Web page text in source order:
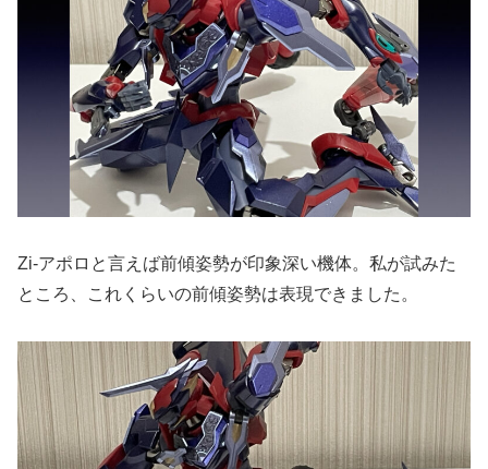
Zi-アポロと言えば前傾姿勢が印象深い機体。私が試みた
ところ、これくらいの前傾姿勢は表現できました。